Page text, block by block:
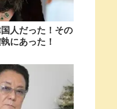
人だった！その
にあった！